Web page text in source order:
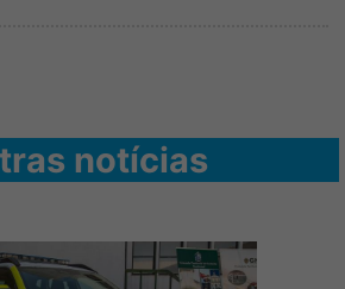
notícias